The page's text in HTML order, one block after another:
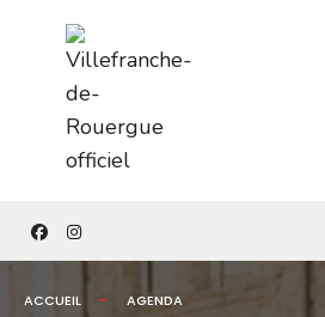
content
ACCUEIL AGENDA
for: